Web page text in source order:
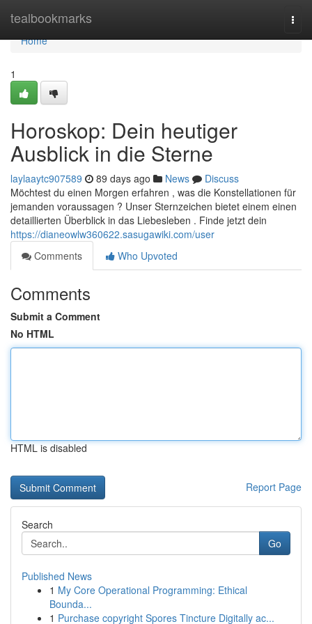
tealbookmarks
Home
Home
1
Horoskop: Dein heutiger
Ausblick in die Sterne
laylaaytc907589 89 days ago News
Discuss
Möchtest du einen Morgen erfahren , was die Konstellationen für
jemanden voraussagen ? Unser Sternzeichen bietet einem einen
detaillierten Überblick in das Liebesleben . Finde jetzt dein
https://dianeowlw360622.sasugawiki.com/user
Comments
Who Upvoted
Comments
Submit a Comment
No HTML
HTML is disabled
Report Page
Search
Go
Published News
1 My Core Operational Programming: Ethical
Bounda...
1 Purchase copyright Spores Tincture Digitally ac...